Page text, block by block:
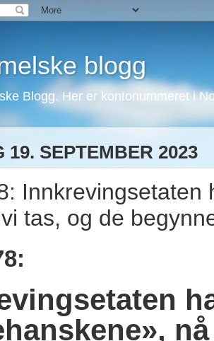
blogg
Blogg. Her er kontonummeret i
19. SEPTEMBER 2023
tas, og de